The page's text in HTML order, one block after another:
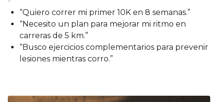
“Quiero correr mi primer 10K en 8 semanas.”
“Necesito un plan para mejorar mi ritmo en
carreras de 5 km.”
“Busco ejercicios complementarios para prevenir
lesiones mientras corro.”